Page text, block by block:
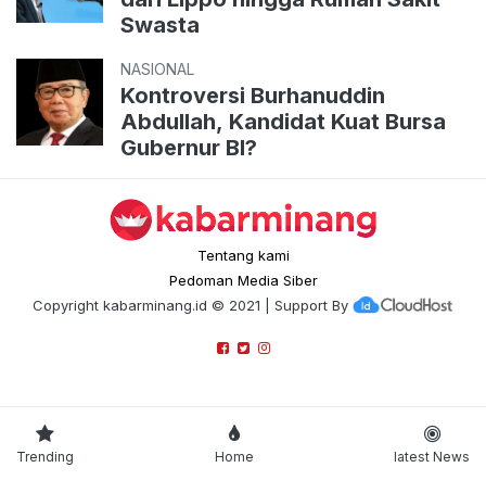
Swasta
NASIONAL
Kontroversi Burhanuddin
Abdullah, Kandidat Kuat Bursa
Gubernur BI?
Tentang kami
Pedoman Media Siber
Copyright kabarminang.id © 2021 | Support By
Trending Home latest News